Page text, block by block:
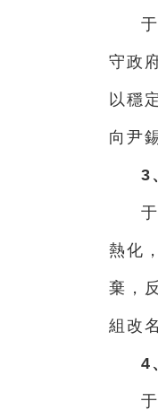
守政
以穩
向尹
3
熱化
棄，
組改
4